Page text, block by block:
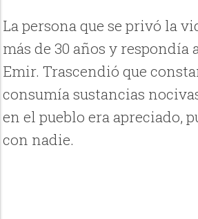
La persona que se privó la
más de 30 años y respondía
Emir. Trascendió que
consumía sustancias
en el pueblo era apreciado,
con nadie.